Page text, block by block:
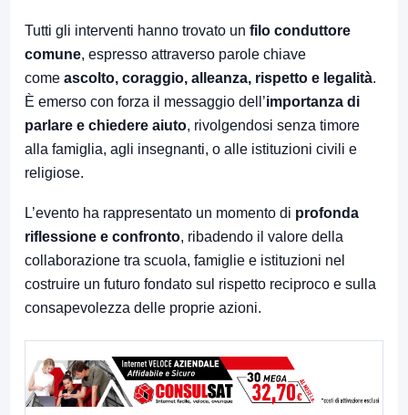
Tutti gli interventi hanno trovato un filo conduttore
comune, espresso attraverso parole chiave
come ascolto, coraggio, alleanza, rispetto e legalità.
È emerso con forza il messaggio dell’importanza di
parlare e chiedere aiuto, rivolgendosi senza timore
alla famiglia, agli insegnanti, o alle istituzioni civili e
religiose.
L’evento ha rappresentato un momento di profonda
riflessione e confronto, ribadendo il valore della
collaborazione tra scuola, famiglie e istituzioni nel
costruire un futuro fondato sul rispetto reciproco e sulla
consapevolezza delle proprie azioni.